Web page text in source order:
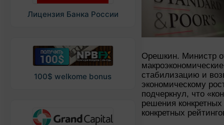
Лицензия Банка России
100$ welkome bonus
Орешкин. Министр
стабилизацию и
экономическому
подчеркнул, что
решения
конкретных